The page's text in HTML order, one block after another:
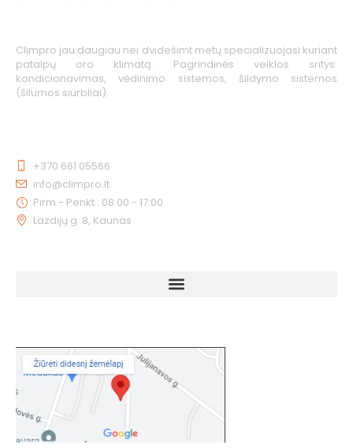
Climpro jau daugiau nei dvidešimt metų specializuojasi kuriant
patalpų oro klimatą. Pagrindinės veiklos sritys:
kondicionavimas, vėdinimo sistemos, šildymo sistemos
(šilumos siurbliai).
+370 661 05566
info@climpro.lt
Pirm - Penkt : 08:00 - 17:00
Lazdijų g. 8, Kaunas